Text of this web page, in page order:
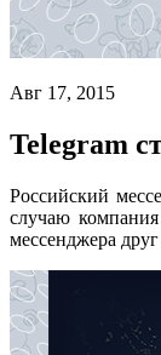
Авг 17, 2015
Telegram
Российский
случаю
мессенджера друг